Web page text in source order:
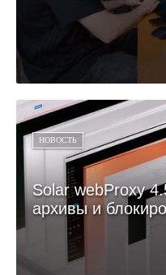
НОВОСТЬ
Solar webProxy
архивы и